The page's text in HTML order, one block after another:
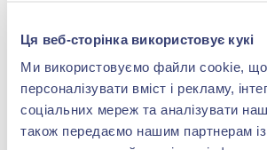
Ця веб-сторінка використовує кукі
Ми використовуємо файли cookie,
персоналізувати вміст і рекламу,
соціальних мереж та аналізувати
також передаємо нашим партнерам із